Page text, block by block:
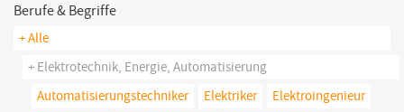
Berufe & Begriffe
+ Alle
+ Elektrotechnik, Energie, Automatisierung
Automatisierungstechniker
Elektriker
Elektroingenieur